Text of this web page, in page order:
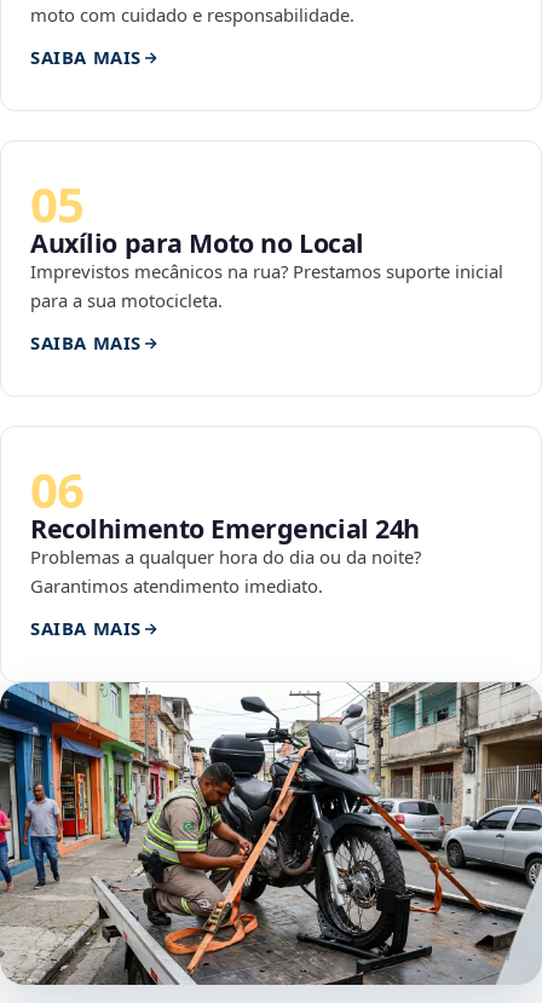
moto com cuidado e responsabilidade.
SAIBA MAIS
05
Auxílio para Moto no Local
Imprevistos mecânicos na rua? Prestamos suporte inicial
para a sua motocicleta.
SAIBA MAIS
06
Recolhimento Emergencial 24h
Problemas a qualquer hora do dia ou da noite?
Garantimos atendimento imediato.
SAIBA MAIS